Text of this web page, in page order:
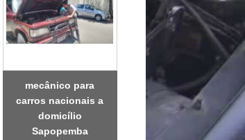
mecânico para
carros nacionais a
domicílio
Sapopemba